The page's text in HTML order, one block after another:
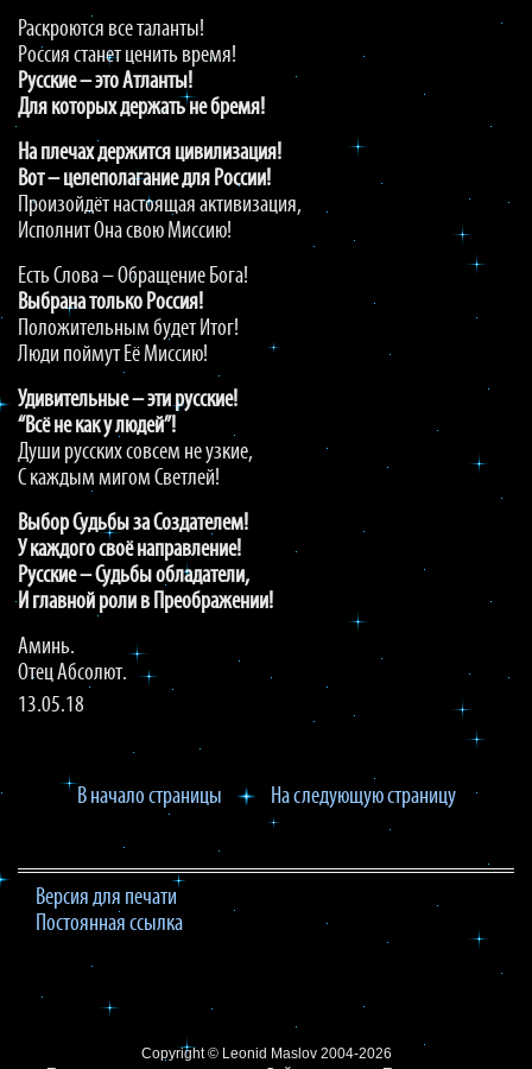
Раскроются все таланты!
Россия станет ценить время!
Русские – это Атланты!
Для которых держать не бремя!
На плечах держится цивилизация!
Вот – целеполагание для России!
Произойдёт настоящая активизация,
Исполнит Она свою Миссию!
Есть Слова – Обращение Бога!
Выбрана только Россия!
Положительным будет Итог!
Люди поймут Её Миссию!
Удивительные – эти русские!
“Всё не как у людей”!
Души русских совсем не узкие,
С каждым мигом Светлей!
Выбор Судьбы за Создателем!
У каждого своё направление!
Русские – Судьбы обладатели,
И главной роли в Преображении!
Аминь.
Отец Абсолют.
13.05.18
В начало страницы На следующую страницу
Версия для печати
Постоянная ссылка
Copyright © Leonid Maslov2004-2026